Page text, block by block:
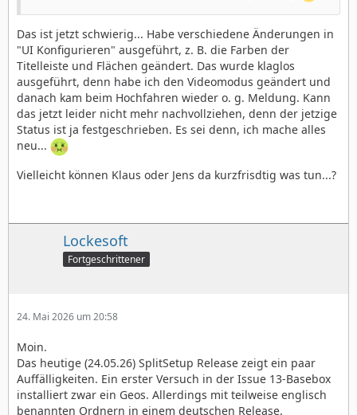
Das ist jetzt schwierig... Habe verschiedene Änderungen in
"UI Konfigurieren" ausgeführt, z. B. die Farben der
Titelleiste und Flächen geändert. Das wurde klaglos
ausgeführt, denn habe ich den Videomodus geändert und
danach kam beim Hochfahren wieder o. g. Meldung. Kann
das jetzt leider nicht mehr nachvollziehen, denn der jetzige
Status ist ja festgeschrieben. Es sei denn, ich mache alles
neu...
Vielleicht können Klaus oder Jens da kurzfrisdtig was tun...?
Lockesoft
Fortgeschrittener
24. Mai 2026 um 20:58
Moin.
Das heutige (24.05.26) SplitSetup Release zeigt ein paar
Auffälligkeiten. Ein erster Versuch in der Issue 13-Basebox
installiert zwar ein Geos. Allerdings mit teilweise englisch
benannten Ordnern in einem deutschen Release.